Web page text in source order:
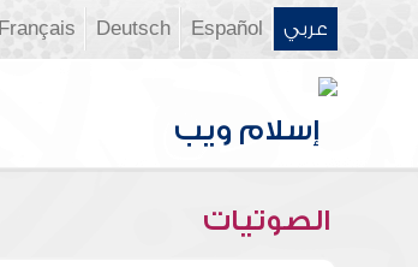
عربي Español
Deutsch
Français
الصوتيات